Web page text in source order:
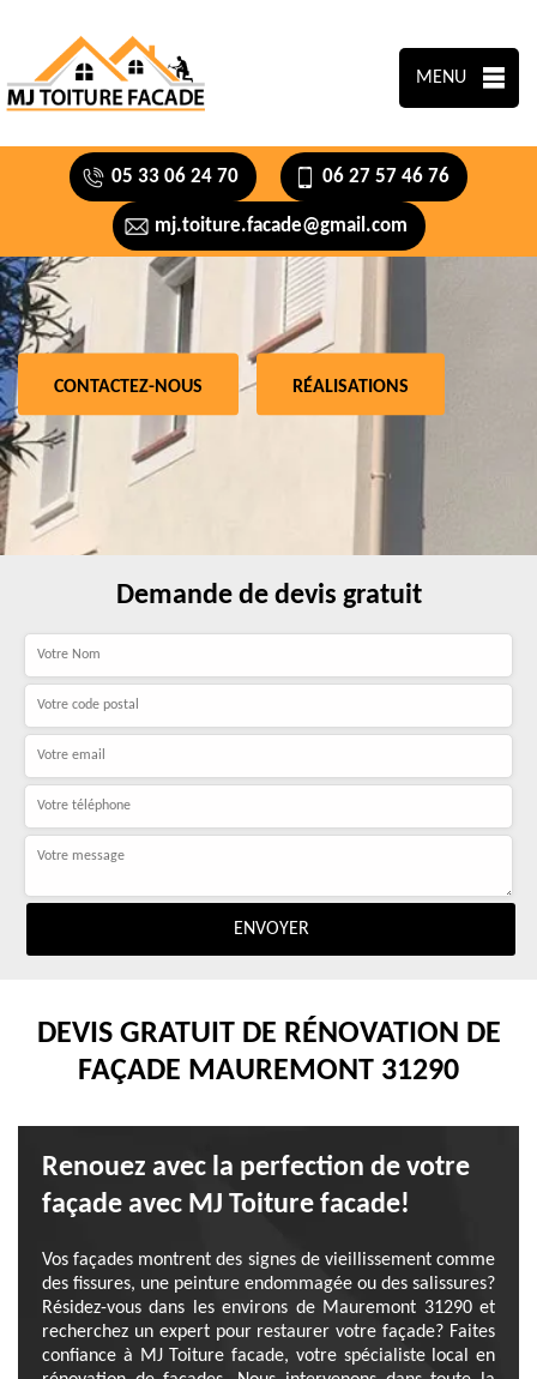
MENU
05 33 06 24 70 06 27 57 46 76
mj.toiture.facade@gmail.com
CONTACTEZ-NOUS RÉALISATIONS
Demande de devis gratuit
DEVIS GRATUIT DE RÉNOVATION DE
FAÇADE MAUREMONT 31290
Renouez avec la perfection de votre
façade avec MJ Toiture facade!
Vos façades montrent des signes de vieillissement comme
des fissures, une peinture endommagée ou des salissures?
Résidez-vous dans les environs de Mauremont 31290 et
recherchez un expert pour restaurer votre façade? Faites
confiance à MJ Toiture facade, votre spécialiste local en